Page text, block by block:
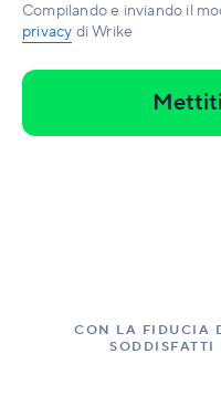
Compilando e inviando il
privacy di Wrike
CON LA FIDUCIA